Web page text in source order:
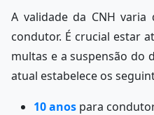
A validade da CNH
condutor. É crucial estar
multas e a suspensão do
atual estabelece os
10 anos para